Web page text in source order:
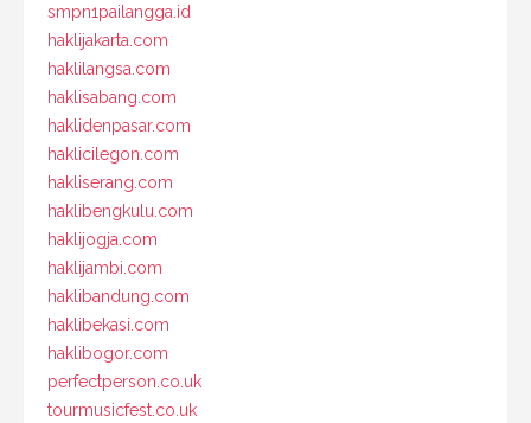
smpn1pailangga.id
haklijakarta.com
haklilangsa.com
haklisabang.com
haklidenpasar.com
haklicilegon.com
hakliserang.com
haklibengkulu.com
haklijogja.com
haklijambi.com
haklibandung.com
haklibekasi.com
haklibogor.com
perfectperson.co.uk
tourmusicfest.co.uk